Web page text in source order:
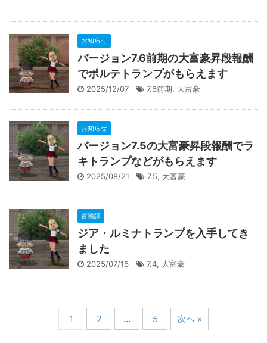
お知らせ
バージョン7.6前期の大富豪昇段報酬
でポルテトランプがもらえます
2025/12/07 7.6前期, 大富豪
お知らせ
バージョン7.5の大富豪昇段報酬でラ
キトランプなどがもらえます
2025/08/21 7.5, 大富豪
冒険譚
ジア・ルミナトランプを入手してき
ました
2025/07/16 7.4, 大富豪
1 2 … 5 次へ »